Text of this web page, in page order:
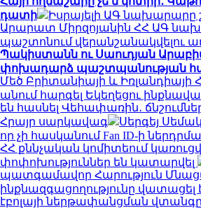
դատի
Իսրայելի ԱԳ նախարարը
Արարատ Միրզոյանին ՀՀ ԱԳ
պաշտոնում վերանշանակվելու
Պակիստանն ու Սաուդյան
փոխադարձ պաշտպանության
Մեծ Բրիտանիայի և Իռլանդիայի
անում հարգել Եկեղեցու
են հասնել Վեհափառին․
Հրայր սարկավագ
Սերգեյ
որ չի հասկանում Fan ID-ի
ՀՀ քննչական կոմիտեում
փոփոխություններ են կատարվել
պատգամավոր Հարություն
ինքնազգացողությունը վատացել
էբոլայի ներթափանցման վտանգը